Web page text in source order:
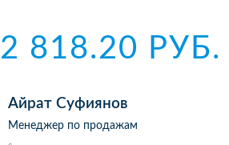
2 818.20 РУБ.
Айрат Суфиянов
Менеджер по продажам